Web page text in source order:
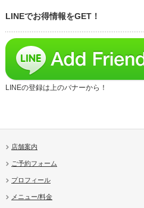
LINEでお得情報をGET！
LINEの登録は上のバナーから！
店舗案内
ご予約フォーム
プロフィール
メニュー/料金